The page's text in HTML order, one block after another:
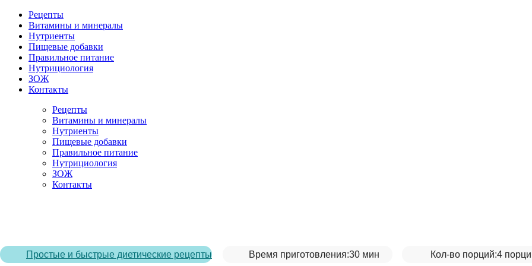
Рецепты
Витамины и минералы
Нутриенты
Пищевые добавки
Правильное питание
Нутрициология
ЗОЖ
Контакты
Рецепты
Витамины и минералы
Нутриенты
Пищевые добавки
Правильное питание
Нутрициология
ЗОЖ
Контакты
Простые и быстрые диетические рецепты Время приготовления:30 мин Кол-во порций:4